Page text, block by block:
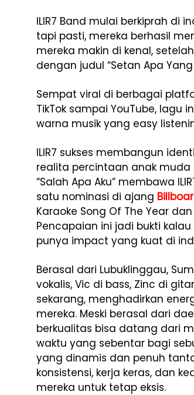
ILIR7 Band mulai berkiprah di
tapi pasti, mereka berhasil
mereka makin di kenal,
dengan judul “Setan Apa Yang
Sempat viral di berbagai
TikTok sampai YouTube,
warna musik yang easy
ILIR7 sukses membangun
realita percintaan anak muda
“Salah Apa Aku” membawa
satu nominasi di ajang
Karaoke Song Of The Year
Pencapaian ini jadi bukti
punya impact yang kuat di
Berasal dari Lubuklinggau,
vokalis, Vic di bass, Zinc di
sekarang, menghadirkan
mereka. Meski berasal dari
berkualitas bisa datang dari
waktu yang sebentar bagi
yang dinamis dan penuh
konsistensi, kerja keras, dan
mereka untuk tetap eksis.